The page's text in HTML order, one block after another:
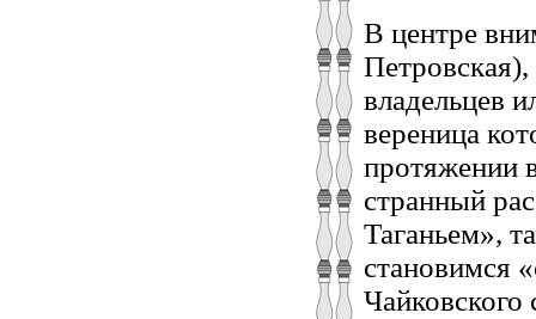
В центре
владельцев
вереница
протяжении
странный
Таганьем»,
становимся